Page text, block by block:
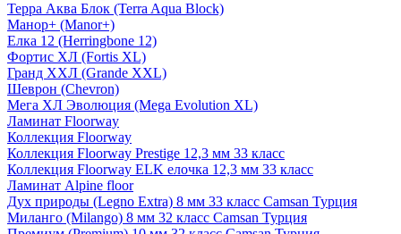
Терра Аква Блок (Terra Aqua Block)
Манор+ (Manor+)
Елка 12 (Herringbone 12)
Фортис ХЛ (Fortis XL)
Гранд ХХЛ (Grande XXL)
Шеврон (Chevron)
Мега ХЛ Эволюция (Mega Evolution XL)
Ламинат Floorway
Коллекция Floorway
Коллекция Floorway Prestige 12,3 мм 33 класс
Коллекция Floorway ELK елочка 12,3 мм 33 класс
Ламинат Alpine floor
Дух природы (Legno Extra) 8 мм 33 класс Camsan Турция
Миланго (Milango) 8 мм 32 класс Camsan Турция